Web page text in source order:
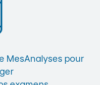
MesAnalyses pour